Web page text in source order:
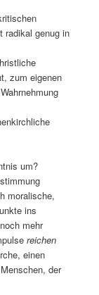
radikal genug in
zum eigenen
um?
moralische,
ins
mehr
reichen
einen
der